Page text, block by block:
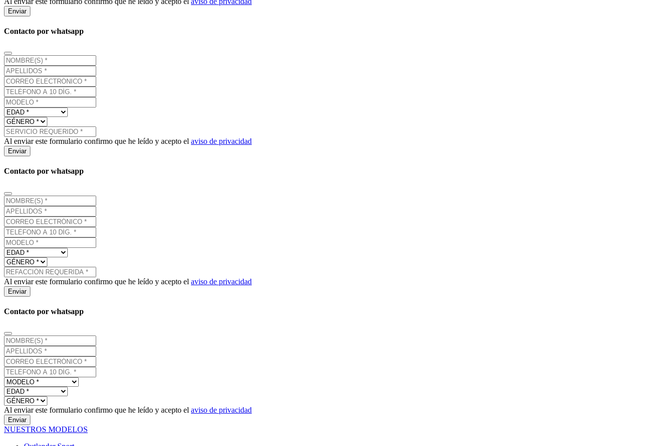
Enviar
Contacto por whatsapp
Al enviar este formulario confirmo que he leído y acepto el aviso de privacidad
Enviar
Contacto por whatsapp
Al enviar este formulario confirmo que he leído y acepto el aviso de privacidad
Enviar
Contacto por whatsapp
Al enviar este formulario confirmo que he leído y acepto el aviso de privacidad
Enviar
NUESTROS MODELOS